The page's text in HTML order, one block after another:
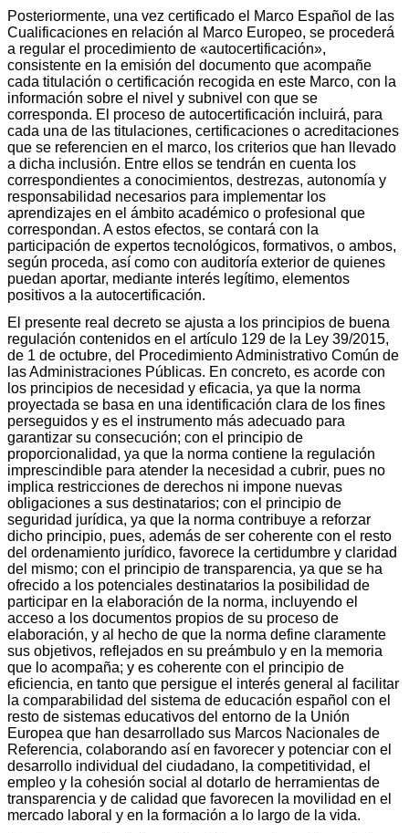
Posteriormente, una vez certificado el Marco Español de las
Cualificaciones en relación al Marco Europeo, se procederá
a regular el procedimiento de «autocertificación»,
consistente en la emisión del documento que acompañe
cada titulación o certificación recogida en este Marco, con la
información sobre el nivel y subnivel con que se
corresponda. El proceso de autocertificación incluirá, para
cada una de las titulaciones, certificaciones o acreditaciones
que se referencien en el marco, los criterios que han llevado
a dicha inclusión. Entre ellos se tendrán en cuenta los
correspondientes a conocimientos, destrezas, autonomía y
responsabilidad necesarios para implementar los
aprendizajes en el ámbito académico o profesional que
correspondan. A estos efectos, se contará con la
participación de expertos tecnológicos, formativos, o ambos,
según proceda, así como con auditoría exterior de quienes
puedan aportar, mediante interés legítimo, elementos
positivos a la autocertificación.
El presente real decreto se ajusta a los principios de buena
regulación contenidos en el artículo 129 de la Ley 39/2015,
de 1 de octubre, del Procedimiento Administrativo Común de
las Administraciones Públicas. En concreto, es acorde con
los principios de necesidad y eficacia, ya que la norma
proyectada se basa en una identificación clara de los fines
perseguidos y es el instrumento más adecuado para
garantizar su consecución; con el principio de
proporcionalidad, ya que la norma contiene la regulación
imprescindible para atender la necesidad a cubrir, pues no
implica restricciones de derechos ni impone nuevas
obligaciones a sus destinatarios; con el principio de
seguridad jurídica, ya que la norma contribuye a reforzar
dicho principio, pues, además de ser coherente con el resto
del ordenamiento jurídico, favorece la certidumbre y claridad
del mismo; con el principio de transparencia, ya que se ha
ofrecido a los potenciales destinatarios la posibilidad de
participar en la elaboración de la norma, incluyendo el
acceso a los documentos propios de su proceso de
elaboración, y al hecho de que la norma define claramente
sus objetivos, reflejados en su preámbulo y en la memoria
que lo acompaña; y es coherente con el principio de
eficiencia, en tanto que persigue el interés general al facilitar
la comparabilidad del sistema de educación español con el
resto de sistemas educativos del entorno de la Unión
Europea que han desarrollado sus Marcos Nacionales de
Referencia, colaborando así en favorecer y potenciar con el
desarrollo individual del ciudadano, la competitividad, el
empleo y la cohesión social al dotarlo de herramientas de
transparencia y de calidad que favorecen la movilidad en el
mercado laboral y en la formación a lo largo de la vida.